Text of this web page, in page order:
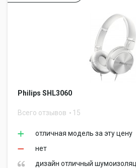
Philips SHL3060
Всего отзывов 15
отличная модель за эту цену
нет
дизайн отличный